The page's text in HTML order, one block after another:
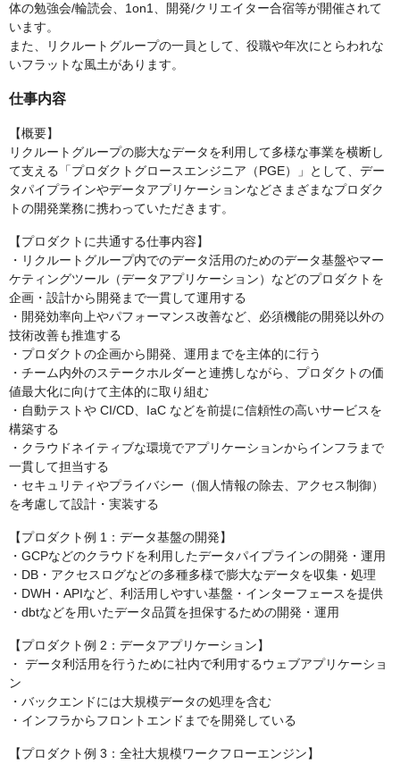
体の勉強会/輪読会、1on1、開発/クリエイター合宿等が開催されて
います。
また、リクルートグループの一員として、役職や年次にとらわれな
いフラットな風土があります。
仕事内容
【概要】
リクルートグループの膨大なデータを利用して多様な事業を横断し
て支える「プロダクトグロースエンジニア（PGE）」として、デー
タパイプラインやデータアプリケーションなどさまざまなプロダク
トの開発業務に携わっていただきます。
【プロダクトに共通する仕事内容】
・リクルートグループ内でのデータ活用のためのデータ基盤やマー
ケティングツール（データアプリケーション）などのプロダクトを
企画・設計から開発まで一貫して運用する
・開発効率向上やパフォーマンス改善など、必須機能の開発以外の
技術改善も推進する
・プロダクトの企画から開発、運用までを主体的に行う
・チーム内外のステークホルダーと連携しながら、プロダクトの価
値最大化に向けて主体的に取り組む
・自動テストや CI/CD、IaC などを前提に信頼性の高いサービスを
構築する
・クラウドネイティブな環境でアプリケーションからインフラまで
一貫して担当する
・セキュリティやプライバシー（個人情報の除去、アクセス制御）
を考慮して設計・実装する
【プロダクト例 1：データ基盤の開発】
・GCPなどのクラウドを利用したデータパイプラインの開発・運用
・DB・アクセスログなどの多種多様で膨大なデータを収集・処理
・DWH・APIなど、利活用しやすい基盤・インターフェースを提供
・dbtなどを用いたデータ品質を担保するための開発・運用
【プロダクト例 2：データアプリケーション】
・ データ利活用を行うために社内で利用するウェブアプリケーショ
ン
・バックエンドには大規模データの処理を含む
・インフラからフロントエンドまでを開発している
【プロダクト例 3：全社大規模ワークフローエンジン】